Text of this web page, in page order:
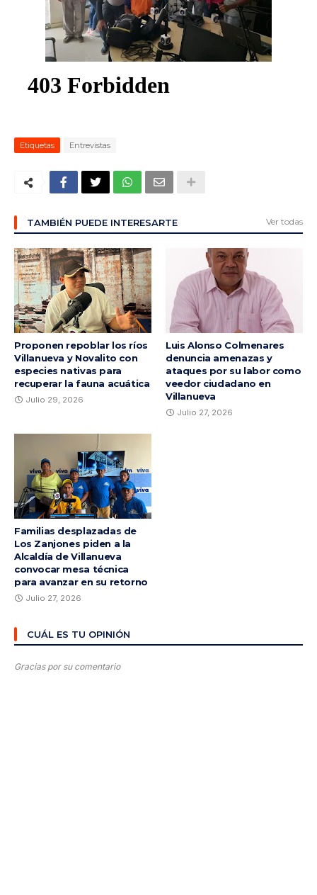
Etiquetas Entrevistas
TAMBIÉN PUEDE INTERESARTE Ver todas
Proponen repoblar los ríos
Villanueva y Novalito con
especies nativas para
recuperar la fauna acuática
Julio 29, 2026
Luis Alonso Colmenares
denuncia amenazas y
ataques por su labor como
veedor ciudadano en
Villanueva
Julio 27, 2026
Familias desplazadas de
Los Zanjones piden a la
Alcaldía de Villanueva
convocar mesa técnica
para avanzar en su retorno
Julio 27, 2026
CUÁL ES TU OPINIÓN
Gracias por su comentario